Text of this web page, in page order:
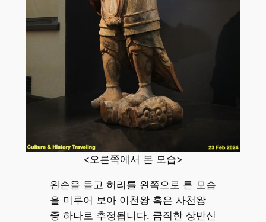
<오른쪽에서 본 모습>
왼손을 들고 허리를 왼쪽으로 튼 모습
을 미루어 보아 이천왕 혹은 사천왕
중 하나로 추정됩니다. 큼직한 상반신